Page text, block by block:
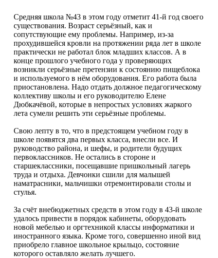
Средняя школа №43 в этом году отметит 41-й год своего
существования. Возраст серьёзный, как и
сопутствующие ему проблемы. Например, из-за
прохудившейся кровли на протяжении ряда лет в школе
практически не работал блок младших классов. А в
конце прошлого учебного года у проверяющих
возникли серьёзные претензии к состоянию пищеблока
и используемого в нём оборудования. Его работа была
приостановлена. Надо отдать должное педагогическому
коллективу школы и его руководителю Елене
Дюбкачёвой, которые в непростых условиях жаркого
лета сумели решить эти серьёзные проблемы.
Свою лепту в то, что в предстоящем учебном году в
школе появятся два первых класса, внесли все. И
руководство района, и шефы, и родители будущих
первоклассников. Не остались в стороне и
старшеклассники, посещавшие пришкольный лагерь
труда и отдыха. Девчонки сшили для малышей
наматрасники, мальчишки отремонтировали столы и
стулья.
За счёт внебюджетных средств в этом году в 43-й школе
удалось привести в порядок кабинеты, оборудовать
новой мебелью и оргтехникой классы информатики и
иностранного языка. Кроме того, совершенно иной вид
приобрело главное школьное крыльцо, состояние
которого оставляло желать лучшего.